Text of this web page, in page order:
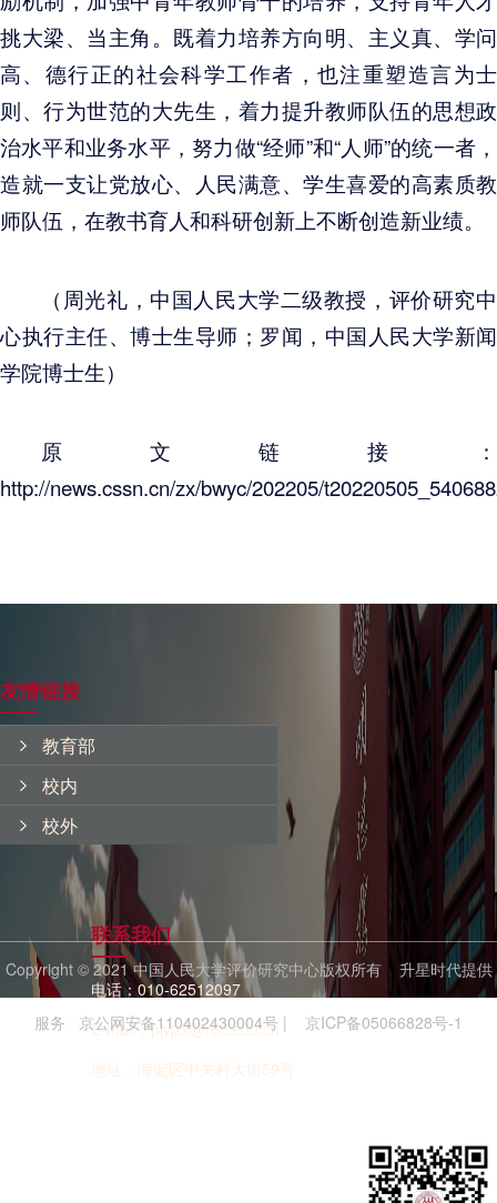
挑大梁、当主角。既着力培养方向明、主义真、学问
高、德行正的社会科学工作者，也注重塑造言为士
则、行为世范的大先生，着力提升教师队伍的思想政
治水平和业务水平，努力做“经师”和“人师”的统一者，
造就一支让党放心、人民满意、学生喜爱的高素质教
师队伍，在教书育人和科研创新上不断创造新业绩。
（周光礼，中国人民大学二级教授，评价研究中
心执行主任、博士生导师；罗闻，中国人民大学新闻
学院博士生）
原文链接：
http://news.cssn.cn/zx/bwyc/202205/
友情链接
教育部
校内
校外
联系我们
电话：010-62512097
E-mail：pjyjzx@ruc.edu.cn
地址：海淀区中关村大街59号
Copyright © 2021 中国人民大学评价研究中心版权所有 升星时代提供
服务 京公网安备110402430004号 | 京ICP备05066828号-1